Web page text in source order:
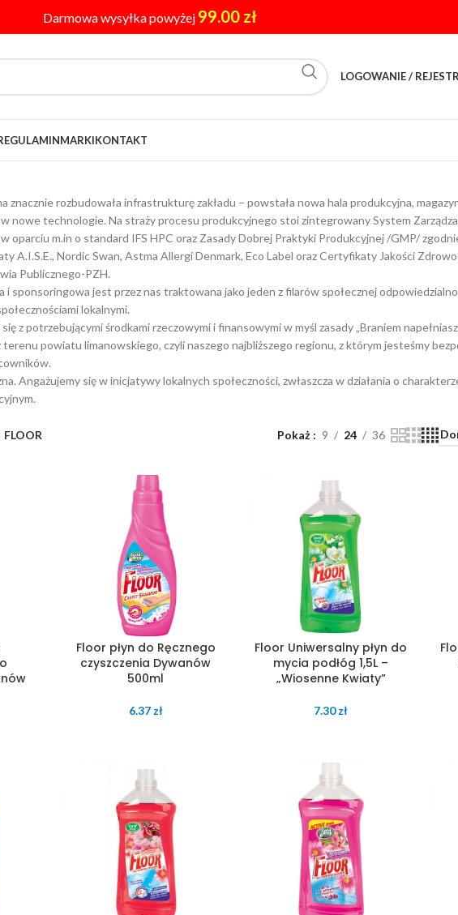
Darmowa wysyłka powyżej 99.00 zł
LOGOWANIE /
MARKIKONTAKT
znacznie rozbudowała infrastrukturę zakładu – powstała nowa hala produkcyjna,
nowe technologie. Na straży procesu produkcyjnego stoi zintegrowany System
oparciu m.in o standard IFS HPC oraz Zasady Dobrej Praktyki Produkcyjnej /GMP/
A.I.S.E., Nordic Swan, Astma Allergi Denmark, Eco Label oraz Certyfikaty Jakości
Publicznego-PZH.
i sponsoringowa jest przez nas traktowana jako jeden z filarów społecznej
lokalnymi.
z potrzebującymi środkami rzeczowymi i finansowymi w myśl zasady „Braniem
powiatu limanowskiego, czyli naszego najbliższego regionu, z którym jesteśmy
Angażujemy się w inicjatywy lokalnych społeczności, zwłaszcza w działania o
FLOOR Pokaż 9 24 36
Floor płyn do Ręcznego
czyszczenia Dywanów
500ml
6.37 zł
Floor Uniwersalny płyn do
mycia podłóg 1,5L –
„Wiosenne Kwiaty”
7.30zł